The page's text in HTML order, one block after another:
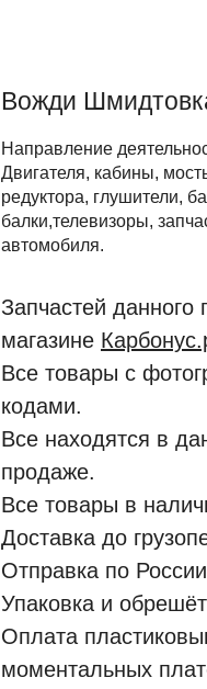
Вожди
Направление
Двигателя, кабины,
редуктора, глушители,
балки,телевизоры,
автомобиля.
Запчастей данного
магазине
Все товары с
кодами.
Все находятся в
продаже.
Все товары в
Доставка до
Отправка по
Упаковка и
Оплата
моментальных